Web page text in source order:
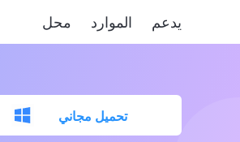
محل الموارد يدعم
تحميل مجاني